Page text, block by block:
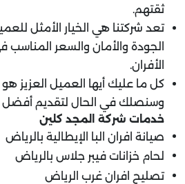
ثقتهم.
تعد شركتنا هي الخيار الأمثل
الجودة والأمان والسعر
الأفران.
كل ما عليك أيها العميل العزيز
وسنصلك في الحال لتقديم
خدمات شركة المجد كلين
صيانة افران البا الإيطالية بالرياض
لحام خزانات فيبر جلاس بالرياض
تصليح افران غرب الرياض